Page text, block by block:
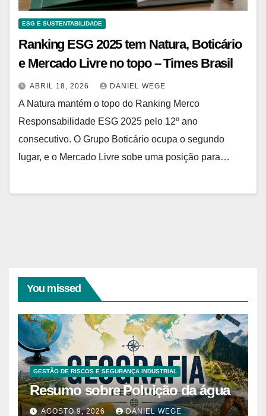
ESG E SUSTENTABILIDADE
Ranking ESG 2025 tem Natura, Boticário
e Mercado Livre no topo – Times Brasil
ABRIL 18, 2026 DANIEL WEGE
A Natura mantém o topo do Ranking Merco
Responsabilidade ESG 2025 pelo 12º ano
consecutivo. O Grupo Boticário ocupa o segundo
lugar, e o Mercado Livre sobe uma posição para…
You missed
GESTÃO DE RISCOS E SEGURANÇA INDUSTRIAL
Resumo sobre Poluição da água
AGOSTO 9, 2026 DANIEL WEGE